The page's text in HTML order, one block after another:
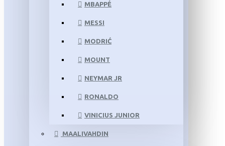
MBAPPÉ
MESSI
MODRIĆ
MOUNT
NEYMAR JR
RONALDO
VINICIUS JUNIOR
MAALIVAHDIN